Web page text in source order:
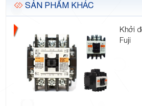
SẢN PHẨM KHÁC
Khởi
Fuji